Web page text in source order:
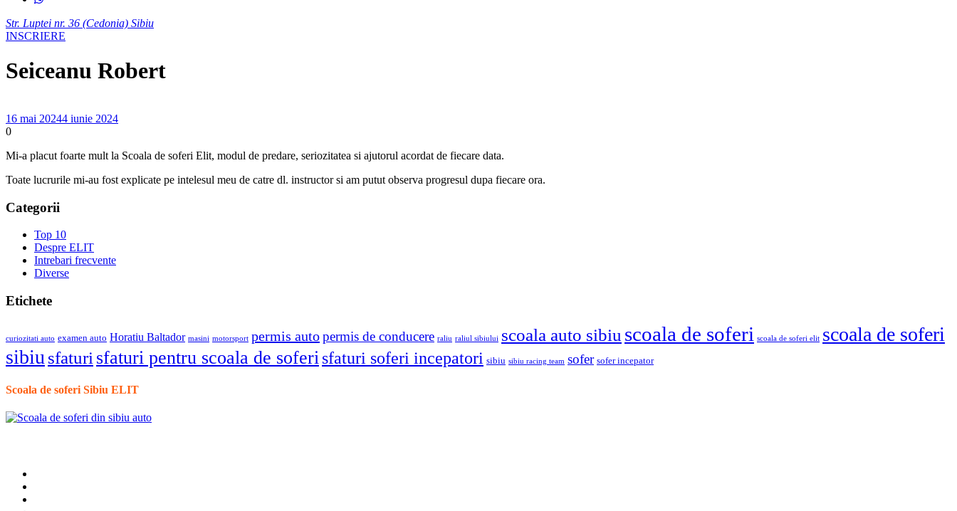
Str. Luptei nr. 36 (Cedonia) Sibiu
INSCRIERE
Seiceanu Robert
16 mai 20244 iunie 2024
0
Mi-a placut foarte mult la Scoala de soferi Elit, modul de predare, seriozitatea si ajutorul acordat de fiecare data.
Toate lucrurile mi-au fost explicate pe intelesul meu de catre dl. instructor si am putut observa progresul dupa fiecare ora.
Categorii
Top 10
Despre ELIT
Intrebari frecvente
Diverse
Etichete
curiozitati auto examen auto Horatiu Baltador masini motorsport permis autopermis de conducere raliu raliul sibiului scoala auto sibiu scoala de soferi scoala de soferi elit scoala de soferi
sibiu sfaturi sfaturi pentru scoala de soferi sfaturi soferi incepatori sibiu sibiu racing team sofer sofer incepator
Scoala de soferi Sibiu ELIT